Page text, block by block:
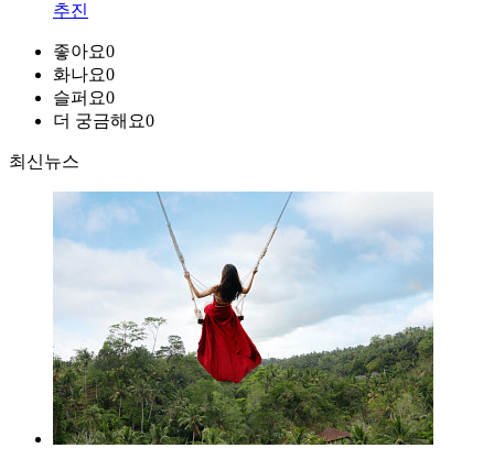
추진
좋아요0
화나요0
슬퍼요0
더 궁금해요0
최신뉴스